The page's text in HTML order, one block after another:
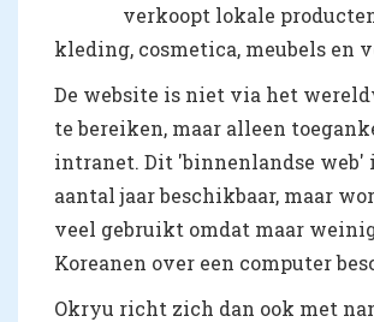
verkoopt lokale
kleding, cosmetica, meubels en
De website is niet via het
te bereiken, maar alleen
intranet. Dit 'binnenlandse web'
aantal jaar beschikbaar, maar
veel gebruikt omdat maar
Koreanen over een computer
Okryu richt zich dan ook met